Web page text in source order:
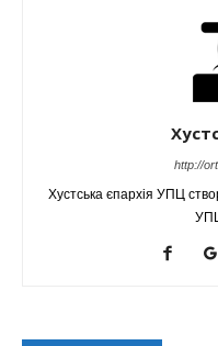
http://
Хустська єпархія УПЦ